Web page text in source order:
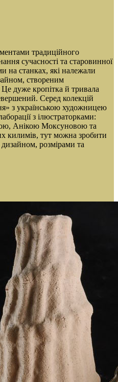
традиційного
сучасності та старовинної
на станках, які належали
створеним
дуже кропітка й тривала
Серед колекцій
з українською художницею
з ілюстраторками:
Анікою Моксуновою та
килимів, тут можна зробити
розмірами та